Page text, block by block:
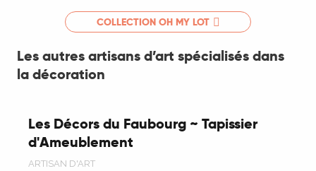
COLLECTION OH MY LOT
Les autres artisans d’art spécialisés dans
la décoration
Les Décors du Faubourg ~ Tapissier
d'Ameublement
ARTISAN D'ART